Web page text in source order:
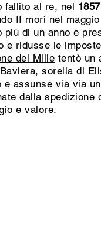
fallito al re, nel 1857
II morì nel
più di un anno e
e ridusse le
dei Mille tentò un
sorella di
e assunse via via
dalla spedizione
e valore.